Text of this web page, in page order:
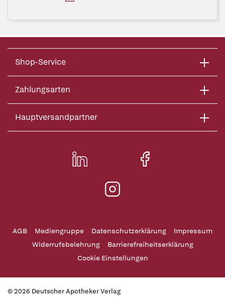
Shop-Service
Zahlungsarten
Hauptversandpartner
AGB Mediengruppe Datenschutzerklärung
Impressum
Widerrufsbelehrung
Barrierefreiheitserklärung
Cookie Einstellungen
© 2026 Deutscher Apotheker Verlag